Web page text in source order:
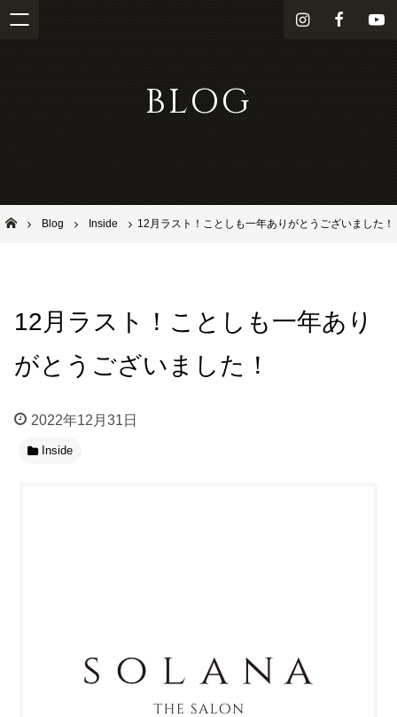
i
m
Y
BLOG
池田市石橋の美容室ならヘアサロンSolana（ソラーナ）
Blog Inside 12月ラスト！ことしも一年ありがとうございました！
12月ラスト！ことしも一年あり
がとうございました！
2022年12月31日
Inside